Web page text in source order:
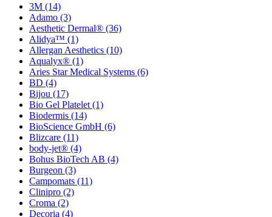
3M (14)
Adamo (3)
Aesthetic Dermal® (36)
Alidya™ (1)
Allergan Aesthetics (10)
Aqualyx® (1)
Aries Star Medical Systems (6)
BD (4)
Bijou (17)
Bio Gel Platelet (1)
Biodermis (14)
BioScience GmbH (6)
Blizcare (11)
body-jet® (4)
Bohus BioTech AB (4)
Burgeon (3)
Campomats (11)
Clinipro (2)
Croma (2)
Decoria (4)